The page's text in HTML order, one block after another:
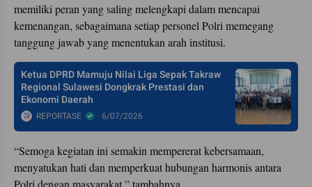
memiliki peran yang saling melengkapi dalam mencapai
kemenangan, sebagaimana setiap personel Polri memegang
tanggung jawab yang menentukan arah institusi.
Ketua DPRD Mamuju Nilai Liga Sepak Takraw
Regional Sulawesi Dongkrak Prestasi dan
Ekonomi Daerah
REPORTASE 6/07/2026
“Semoga kegiatan ini semakin mempererat kebersamaan,
menyatukan hati dan memperkuat hubungan harmonis antara
Polri dengan masyarakat,” tambahnya.